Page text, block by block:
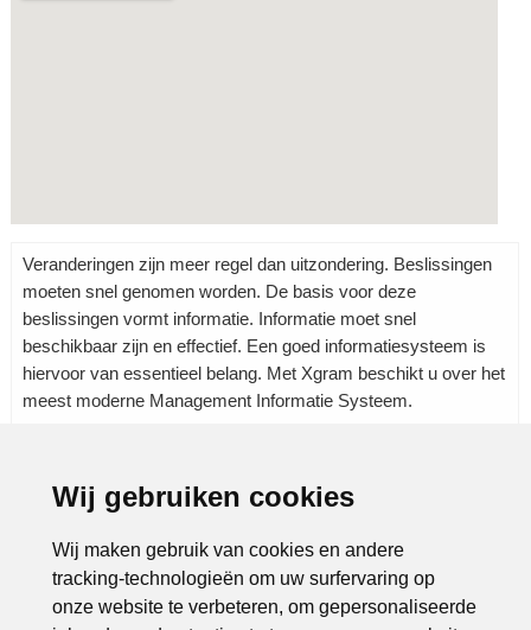
Wij gebruiken cookies
Wij maken gebruik van cookies en andere
tracking-technologieën om uw surfervaring op
onze website te verbeteren, om gepersonaliseerde
Veranderingen zijn meer regel dan uitzondering. Beslissingen
moeten snel genomen worden. De basis voor deze
beslissingen vormt informatie. Informatie moet snel
beschikbaar zijn en effectief. Een goed informatiesysteem is
hiervoor van essentieel belang. Met Xgram beschikt u over het
meest moderne Management Informatie Systeem.